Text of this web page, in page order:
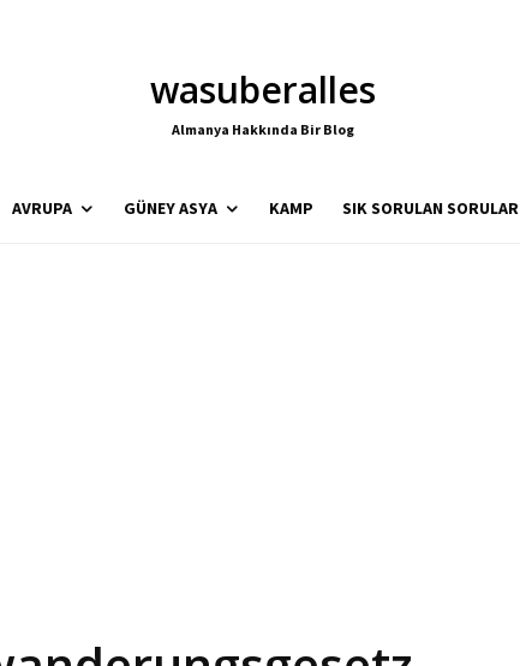
wasuberalles
Almanya Hakkında Bir Blog
AVRUPA GÜNEY ASYA KAMP SIK SORULAN SORULAR